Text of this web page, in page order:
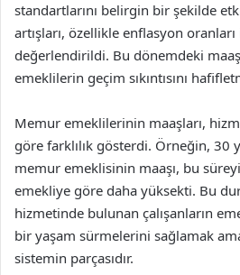
standartlarını belirgin bir şekilde
artışları, özellikle enflasyon
değerlendirildi. Bu dönemdeki
emeklilerin geçim sıkıntısını
Memur emeklilerinin maaşları,
göre farklılık gösterdi. Örneğin, 30
memur emeklisinin maaşı, bu
emekliye göre daha yüksekti. Bu
hizmetinde bulunan çalışanların
bir yaşam sürmelerini sağlamak
sistemin parçasıdır.